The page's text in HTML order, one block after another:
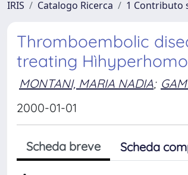
IRIS Catalogo Ricerca 1 Contributo
Thromboembolic
treating
MONTANI, MARIA NADIA;
2000-01-01
Scheda breve Scheda